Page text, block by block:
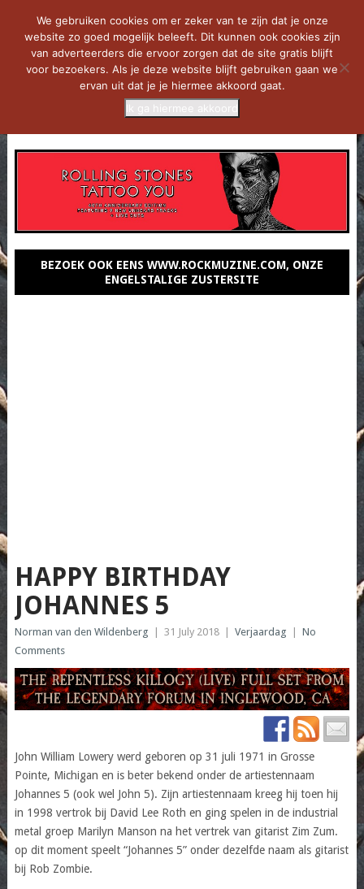
BEZOEK OOK EENS WWW.ROCKMUZINE.COM, ONZE
ENGELSTALIGE ZUSTERSITE
HAPPY BIRTHDAY
JOHANNES 5
Norman van den Wildenberg 31 July 2018 Verjaardag
No
Comments
John William Lowery werd geboren op 31 juli 1971 in Grosse
Pointe, Michigan en is beter bekend onder de artiestennaam
Johannes 5 (ook wel John 5). Zijn artiestennaam kreeg hij toen hij
in 1998 vertrok bij David Lee Roth en ging spelen in de industrial
metal groep Marilyn Manson na het vertrek van gitarist Zim Zum.
op dit moment speelt “Johannes 5” onder dezelfde naam als gitarist
bij Rob Zombie.
We gebruiken cookies om er zeker van te zijn dat je onze
website zo goed mogelijk beleeft. Dit kunnen ook cookies zijn
van adverteerders die ervoor zorgen dat de site gratis blijft
voor bezoekers. Als je deze website blijft gebruiken gaan we
ervan uit dat je je hiermee akkoord gaat.
Ik ga hiermee akkoord